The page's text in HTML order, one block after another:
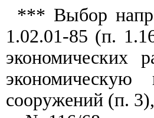
*** Выбор
1.02.01-85 (п.
экономических
экономическую
сооружений (п. 3),